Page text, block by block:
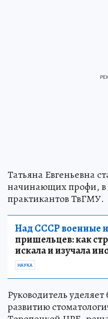
Татьяна Евгеньевна
начинающих профи, в
практикантов ТвГМУ.
Над СССР военные
пришельцев: как
искала и изучала
НАУКА
Руководитель
развитию